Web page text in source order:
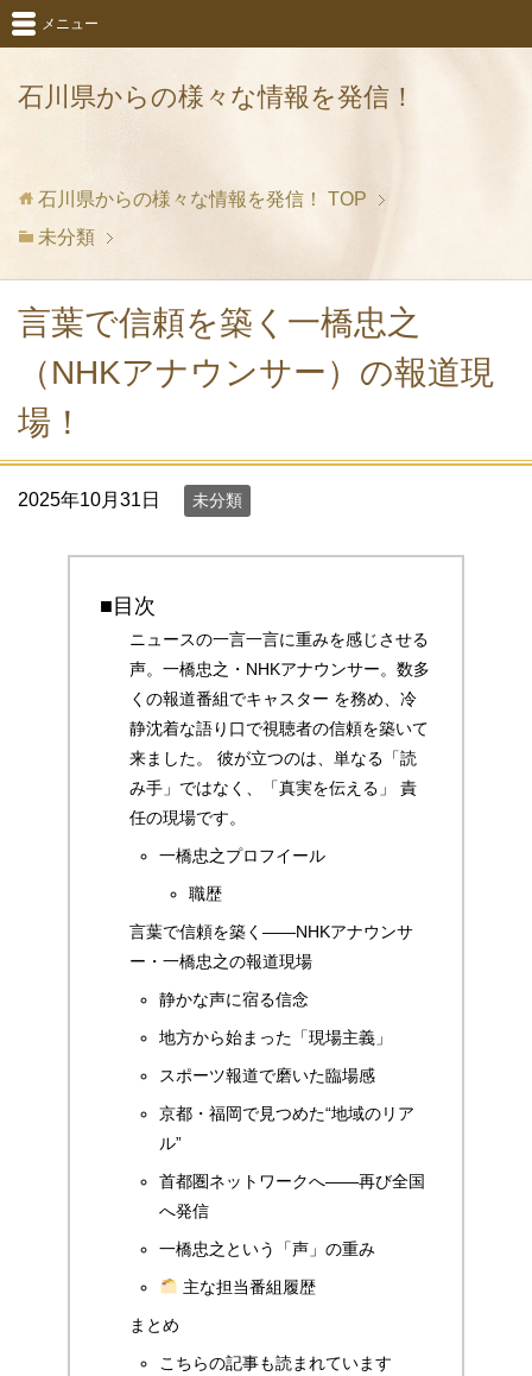
石川県からの様々な情報を発信！
メニュー
石川県からの様々な情報を発信！
TOP
未分類
言葉で信頼を築く一橋忠之
（NHKアナウンサー）の報道現
場！
2025年10月31日 未分類
■目次
ニュースの一言一言に重みを感じさせる
声。一橋忠之・NHKアナウンサー。数多
くの報道番組でキャスター を務め、冷
静沈着な語り口で視聴者の信頼を築いて
来ました。 彼が立つのは、単なる「読
み手」ではなく、「真実を伝える」 責
任の現場です。
一橋忠之プロフイール
職歴
言葉で信頼を築く――NHKアナウンサ
ー・一橋忠之の報道現場
静かな声に宿る信念
地方から始まった「現場主義」
スポーツ報道で磨いた臨場感
京都・福岡で見つめた“地域のリア
ル”
首都圏ネットワークへ――再び全国
へ発信
一橋忠之という「声」の重み
主な担当番組履歴
まとめ
こちらの記事も読まれています